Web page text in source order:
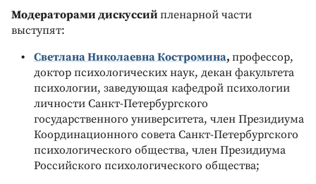
Модераторами дискуссий пленарной части
выступят:
Светлана Николаевна Костромина, профессор,
доктор психологических наук, декан факультета
психологии, заведующая кафедрой психологии
личности Санкт-Петербургского
государственного университета, член Президиума
Координационного совета Санкт-Петербургского
психологического общества, член Президиума
Российского психологического общества;